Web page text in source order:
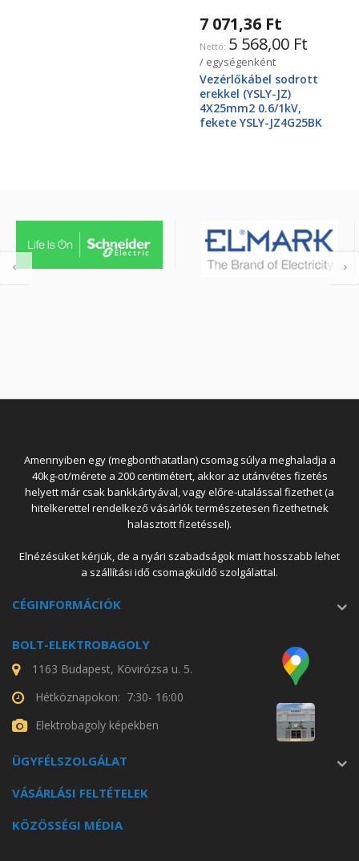
7 071,36 Ft
5 568,00 Ft
/ egységenként
Vezérlőkábel sodrott
erekkel (YSLY-JZ)
4X25mm2 0.6/1kV,
fekete YSLY-JZ4G25BK
Amennyiben egy (megbonthatatlan) csomag súlya meghaladja a
40kg-ot/mérete a 200 centimétert, akkor az utánvétes fizetés
helyett már csak bankkártyával, vagy előre-utalással fizethet (a
hitelkerettel rendelkező vásárlók természetesen fizethetnek
halasztott fizetéssel).
Elnézésüket kérjük, de a nyári szabadságok miatt hosszabb lehet
a szállítási idő csomagküldő szolgálattal.
CÉGINFORMÁCIÓK
BOLT-ELEKTROBAGOLY
1163 Budapest, Kövirózsa u. 5.
Hétköznapokon: 7:30- 16:00
Elektrobagoly képekben
ÜGYFÉLSZOLGÁLAT
VÁSÁRLÁSI FELTÉTELEK
KÖZÖSSÉGI MÉDIA